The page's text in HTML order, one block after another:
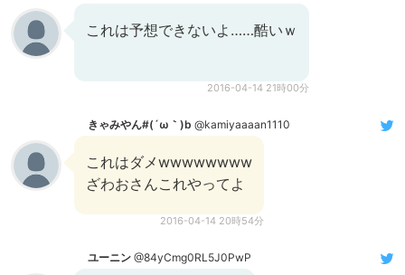
これは予想できないよ……酷いｗ
2016-04-14 21時00分
きゃみやん#(´ω｀)b @kamiyaaaan1110
これはダメwwwwwwww
ざわおさんこれやってよ
2016-04-14 20時54分
ユーニン @84yCmg0RL5J0PwP